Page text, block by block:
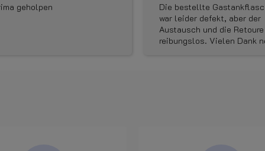
geholpen
Die bestellte
war leider defekt, aber der
Austausch und die
reibungslos. Vielen Dank